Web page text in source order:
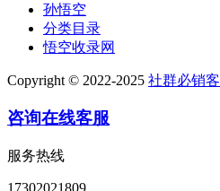
孙悟空
分类目录
悟空收录网
Copyright © 2022-2025 社群必销客
咨询在线客服
服务热线
17302021809